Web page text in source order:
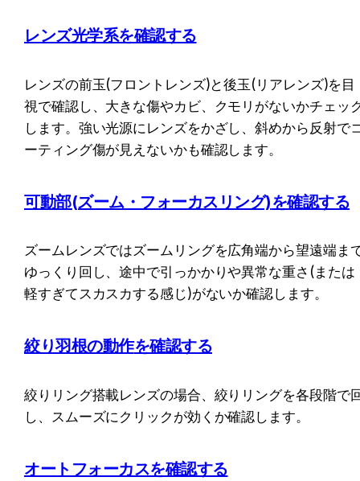
レンズ光学系を確認する
レンズの前玉(フロントレンズ)と後玉(リアレンズ)を目
視で確認し、大きな傷やカビ、クモリがないかチェッ
します。強い光源にレンズをかざし、斜めから反射で
ーティング傷が見えないかも確認します。
可動部(ズーム・フォーカスリング)を確認する
ズームレンズではズームリングを広角端から望遠端ま
ゆっくり回し、途中で引っかかりや異常な重さ(または
軽すぎてスカスカする感じ)がないか確認します。
絞り羽根の動作を確認する
絞りリング搭載レンズの場合、絞りリングを各段階で
し、スムーズにクリックが効くか確認します。
オートフォーカスを確認する